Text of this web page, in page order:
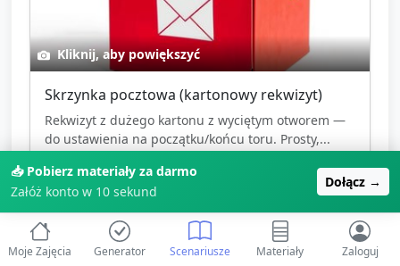
Kliknij, aby powiększyć
Skrzynka pocztowa (kartonowy rekwizyt)
Rekwizyt z dużego kartonu z wyciętym otworem —
do ustawienia na początku/końcu toru. Prosty,...
Image
mailbox
prop cardboard
🎉Zarejestruj się, aby pobrać
📥 Pobierz materiały za darmo
Załóż konto w 10 sekund
Dołącz →
Moje Zajęcia Generator Scenariusze Materiały Zaloguj